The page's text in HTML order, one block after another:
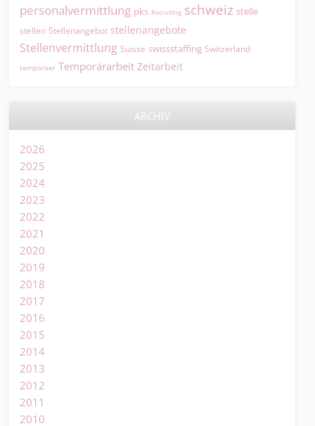
personalvermittlung pks Recruiting schweiz stelle
stellen Stellenangebot stellenangebote
Stellenvermittlung Suisse swissstaffing Switzerland
temporaer Temporärarbeit Zeitarbeit
ARCHIV
2026
2025
2024
2023
2022
2021
2020
2019
2018
2017
2016
2015
2014
2013
2012
2011
2010